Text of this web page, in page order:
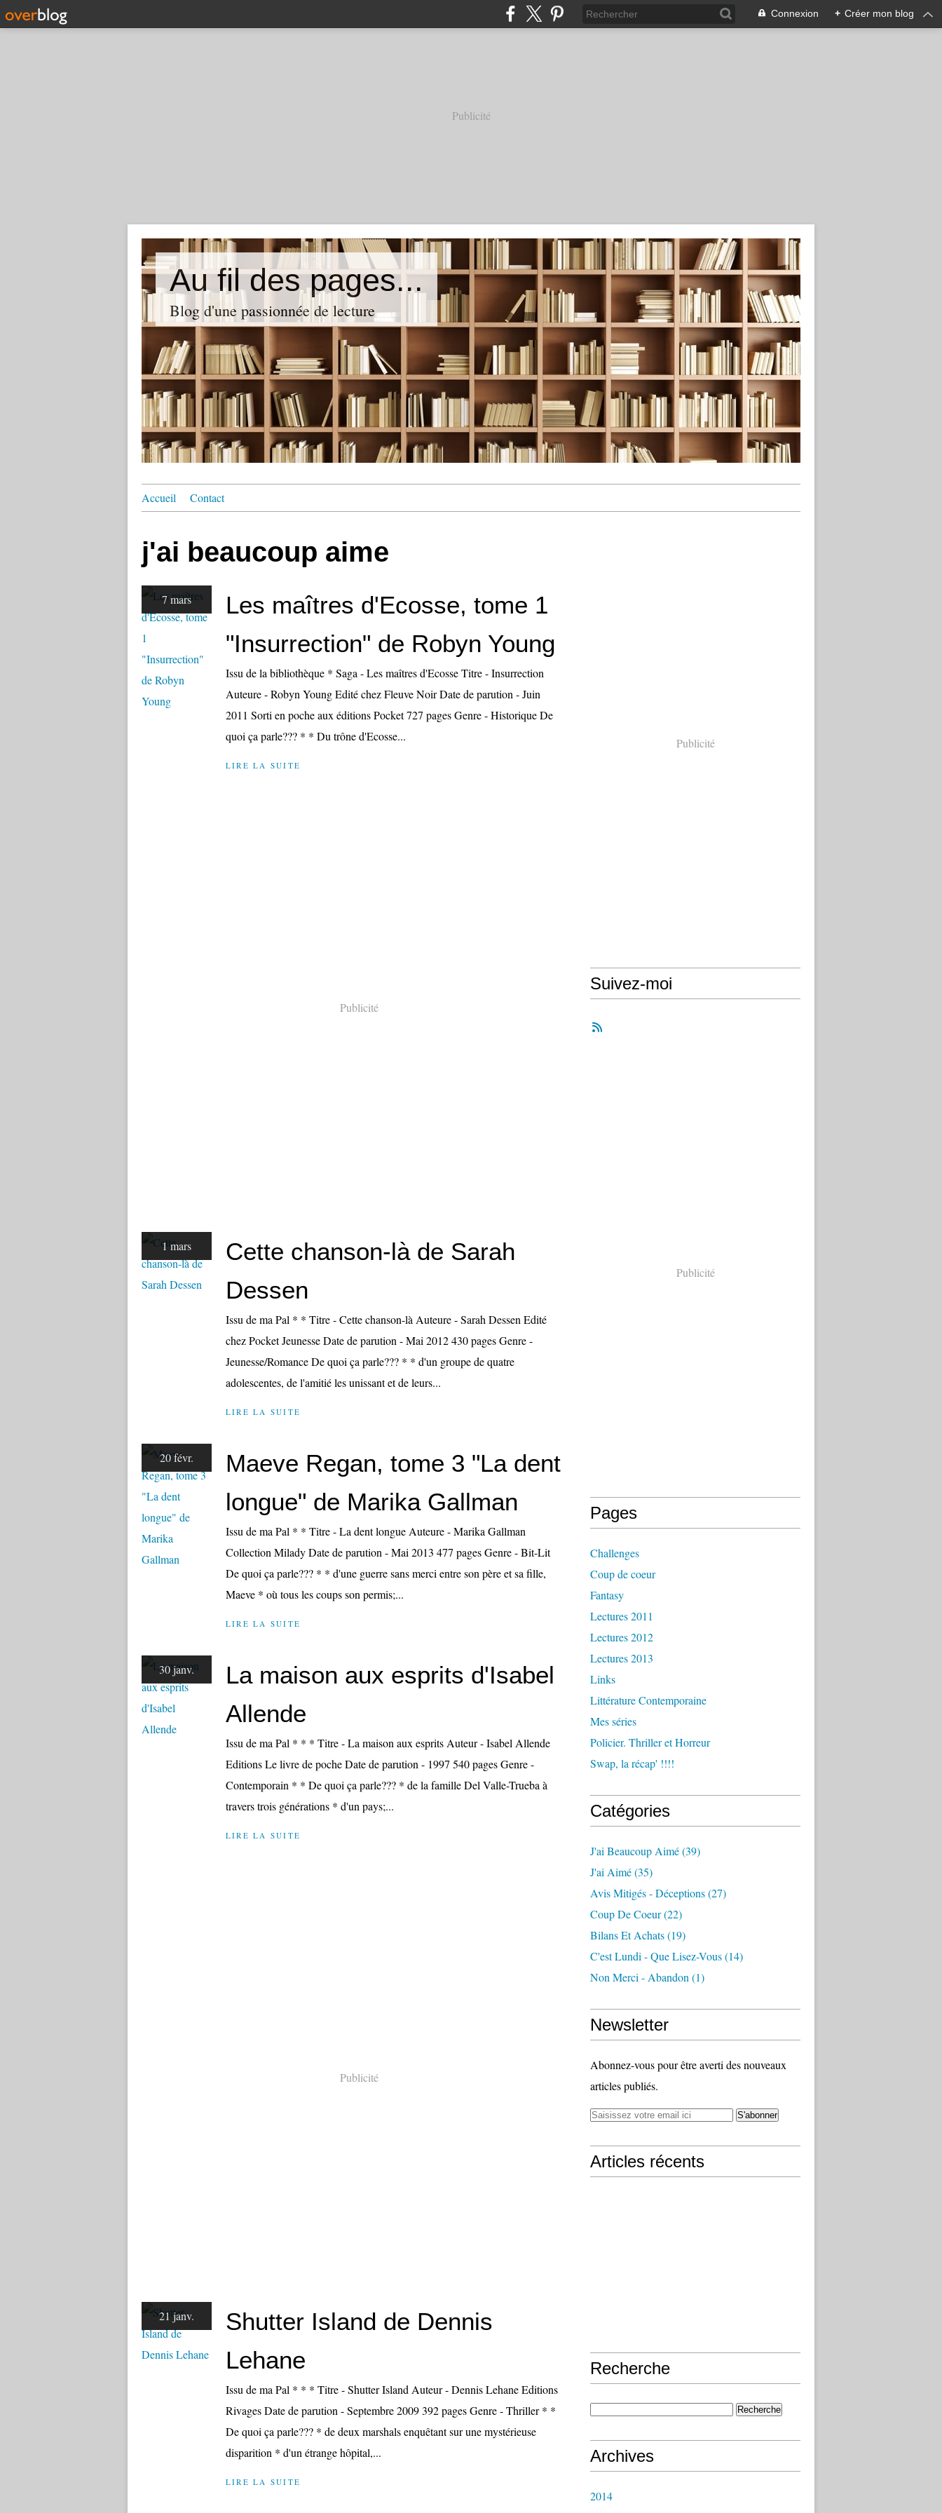
Connexion + Créer mon blog
Publicité
Au fil des pages...
Blog d'une passionnée de lecture
Accueil Contact
j'ai beaucoup aime
7 mars
Les maîtres d'Ecosse, tome 1
"Insurrection" de Robyn Young
Issu de la bibliothèque * Saga - Les maîtres d'Ecosse Titre - Insurrection
Auteure - Robyn Young Edité chez Fleuve Noir Date de parution - Juin
2011 Sorti en poche aux éditions Pocket 727 pages Genre - Historique De
quoi ça parle??? * * Du trône d'Ecosse...
LIRE LA SUITE
Publicité
1 mars
Cette chanson-là de Sarah
Dessen
Issu de ma Pal * * Titre - Cette chanson-là Auteure - Sarah Dessen Edité
chez Pocket Jeunesse Date de parution - Mai 2012 430 pages Genre -
Jeunesse/Romance De quoi ça parle??? * * d'un groupe de quatre
adolescentes, de l'amitié les unissant et de leurs...
LIRE LA SUITE
20 févr.
Maeve Regan, tome 3 "La dent
longue" de Marika Gallman
Issu de ma Pal * * Titre - La dent longue Auteure - Marika Gallman
Collection Milady Date de parution - Mai 2013 477 pages Genre - Bit-Lit
De quoi ça parle??? * * d'une guerre sans merci entre son père et sa fille,
Maeve * où tous les coups son permis;...
LIRE LA SUITE
30 janv.
La maison aux esprits d'Isabel
Allende
Issu de ma Pal * * * Titre - La maison aux esprits Auteur - Isabel Allende
Editions Le livre de poche Date de parution - 1997 540 pages Genre -
Contemporain * * De quoi ça parle??? * de la famille Del Valle-Trueba à
travers trois générations * d'un pays;...
LIRE LA SUITE
Publicité
21 janv.
Shutter Island de Dennis
Lehane
Issu de ma Pal * * * Titre - Shutter Island Auteur - Dennis Lehane Editions
Rivages Date de parution - Septembre 2009 392 pages Genre - Thriller * *
De quoi ça parle??? * de deux marshals enquêtant sur une mystérieuse
disparition * d'un étrange hôpital,...
LIRE LA SUITE
Publicité
Suivez-moi
Publicité
Pages
Challenges
Coup de coeur
Fantasy
Lectures 2011
Lectures 2012
Lectures 2013
Links
Littérature Contemporaine
Mes séries
Policier. Thriller et Horreur
Swap, la récap' !!!!
Catégories
J'ai Beaucoup Aimé(39)
J'ai Aimé(35)
Avis Mitigés - Déceptions(27)
Coup De Coeur(22)
Bilans Et Achats(19)
C'est Lundi - Que Lisez-Vous(14)
Non Merci - Abandon (1)
Newsletter
Abonnez-vous pour être averti des nouveaux
articles publiés.
Articles récents
Recherche
Archives
2014